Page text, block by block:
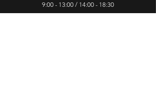
9:00 - 13:00 / 14:00 - 18:30